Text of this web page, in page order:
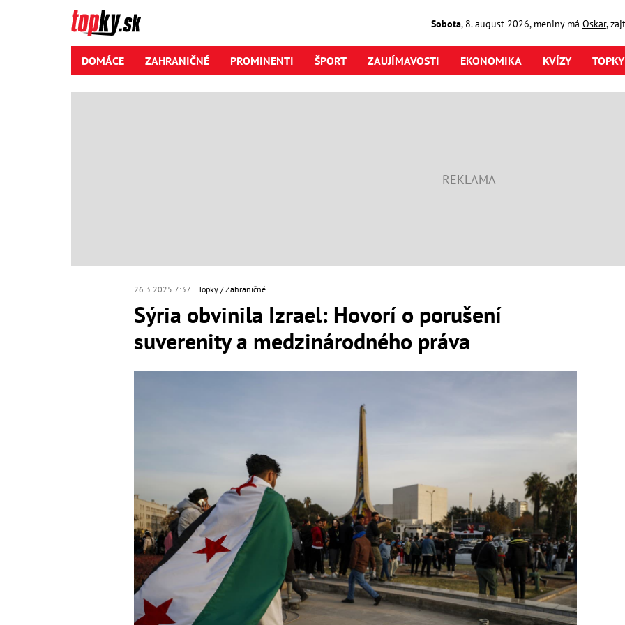
Sobota, 8. august2026, meniny má Oskar,
DOMÁCE ZAHRANIČNÉ PROMINENTI ŠPORT ZAUJÍMAVOSTI EKONOMIKA KVÍZY
26.3.2025 7:37 Topky Zahraničné
Sýria obvinila Izrael: Hovorí o porušení
suverenity a medzinárodného práva